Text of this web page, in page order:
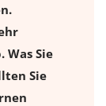
Was Sie
Sie